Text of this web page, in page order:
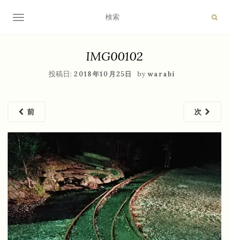
ナビゲーション切り替え
IMG00102
投稿日: 2018年10月25日 by warabi
前 次